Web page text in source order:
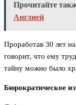
Прочитайте
Англией
Проработав 30 лет
говорит, что ему
тайну можно было
Бюрократическое